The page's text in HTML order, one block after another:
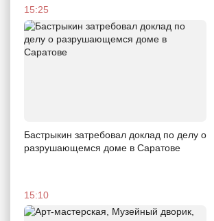
15:25
Бастрыкин затребовал доклад по делу о
разрушающемся доме в Саратове
15:10